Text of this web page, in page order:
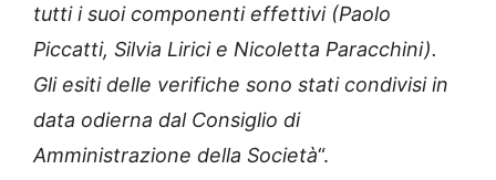
tutti i suoi componenti effettivi (Paolo
Piccatti, Silvia Lirici e Nicoletta Paracchini).
Gli esiti delle verifiche sono stati condivisi in
data odierna dal Consiglio di
Amministrazione della Società“.